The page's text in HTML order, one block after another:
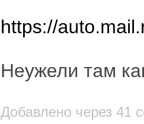
https://
Неужели там
Добавлено через 41